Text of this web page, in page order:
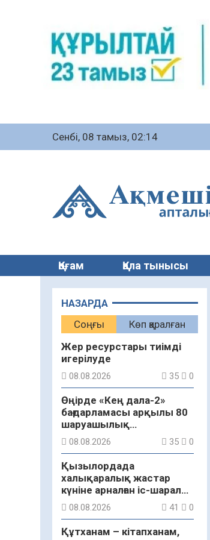
Сенбі, 08 тамыз, 02:14
Қоғам Қала тынысы
НАЗАРДА
Соңғы
Көп қаралған
Жер ресурстары тиімді
игерілуде
08.08.2026 35 0
Өңірде «Кең дала-2»
бағдарламасы арқылы 80
шаруашылық
қаржыландырылды
08.08.2026 35 0
Қызылордада
халықаралық жастар
күніне арналған іс-шаралар
бастау алды
08.08.2026 41 0
Құтханам – кітапханам,